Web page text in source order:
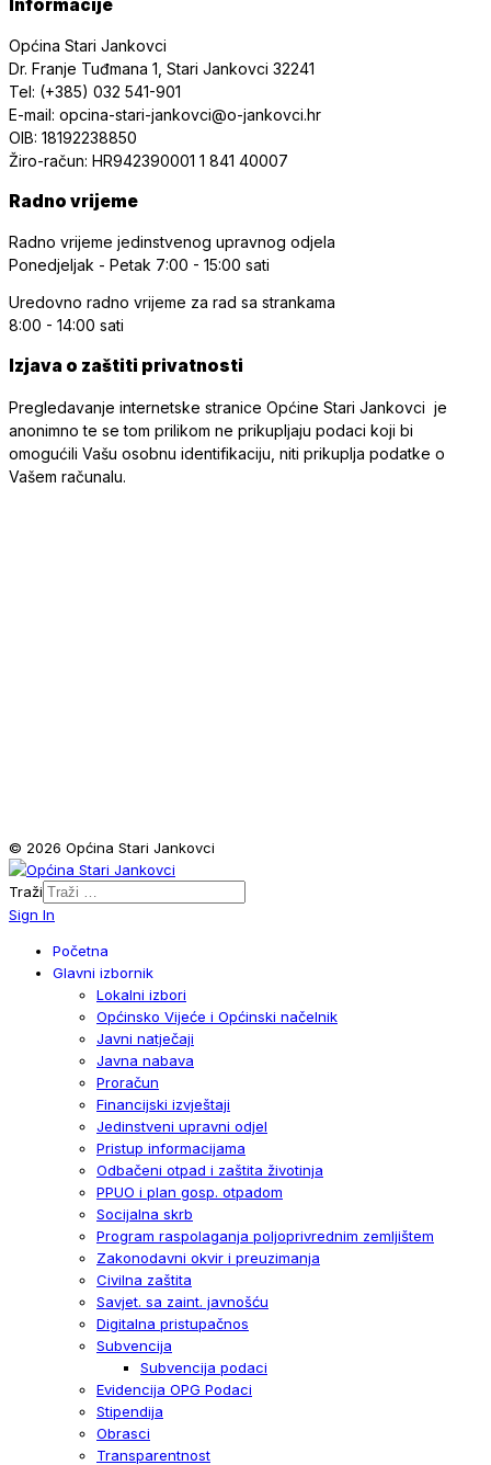
Informacije
Općina Stari Jankovci
Dr. Franje Tuđmana 1, Stari Jankovci 32241
Tel: (+385) 032 541-901
E-mail: opcina-stari-jankovci@o-jankovci.hr
OIB: 18192238850
Žiro-račun: HR942390001 1 841 40007
Radno vrijeme
Radno vrijeme jedinstvenog upravnog odjela
Ponedjeljak - Petak 7:00 - 15:00 sati
Uredovno radno vrijeme za rad sa strankama
8:00 - 14:00 sati
Izjava o zaštiti privatnosti
Pregledavanje internetske stranice Općine Stari Jankovci je
anonimno te se tom prilikom ne prikupljaju podaci koji bi
omogućili Vašu osobnu identifikaciju, niti prikuplja podatke o
Vašem računalu.
© 2026 Općina Stari Jankovci
Traži
Sign In
Početna
Glavni izbornik
Lokalni izbori
Općinsko Vijeće i Općinski načelnik
Javni natječaji
Javna nabava
Proračun
Financijski izvještaji
Jedinstveni upravni odjel
Pristup informacijama
Odbačeni otpad i zaštita životinja
PPUO i plan gosp. otpadom
Socijalna skrb
Program raspolaganja poljoprivrednim zemljištem
Zakonodavni okvir i preuzimanja
Civilna zaštita
Savjet. sa zaint. javnošću
Digitalna pristupačnos
Subvencija
Subvencija podaci
Evidencija OPG Podaci
Stipendija
Obrasci
Transparentnost